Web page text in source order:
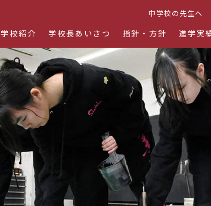
中学校の先生へ
学校紹介 学校長あいさつ 指針・方針 進学実